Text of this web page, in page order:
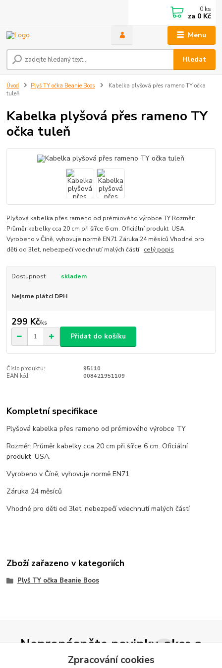
Menu
Hledat
0 ks
za 0 Kč
Úvod Plyš TY očka Beanie Boos
Kabelka plyšová přes rameno TY očka
tuleň
Kabelka plyšová přes rameno TY
očka tuleň
Plyšová kabelka přes rameno od prémiového výrobce TY Rozměr:
Průměr kabelky cca 20 cm při šířce 6 cm. Oficiální produkt USA.
Vyrobeno v Číně, vyhovuje normě EN71 Záruka 24 měsíců Vhodné pro
děti od 3let, nebezpečí vdechnutí malých částí celý popis
Dostupnost skladem
Nejsme plátci DPH
299 Kč/ks
Přidat do košíku
Číslo produktu:
95110
EAN kód:
008421951109
Kompletní specifikace
Plyšová kabelka přes rameno od prémiového výrobce TY
Rozměr: Průměr kabelky cca 20 cm při šířce 6 cm. Oficiální
produkt USA.
Vyrobeno v Číně, vyhovuje normě EN71
Záruka 24 měsíců
Vhodné pro děti od 3let, nebezpečí vdechnutí malých částí
Zboží zařazeno v kategoriích
Plyš TY očka Beanie Boos
Nepropásněte novinky, akce a
slevy!
Zpracování cookies